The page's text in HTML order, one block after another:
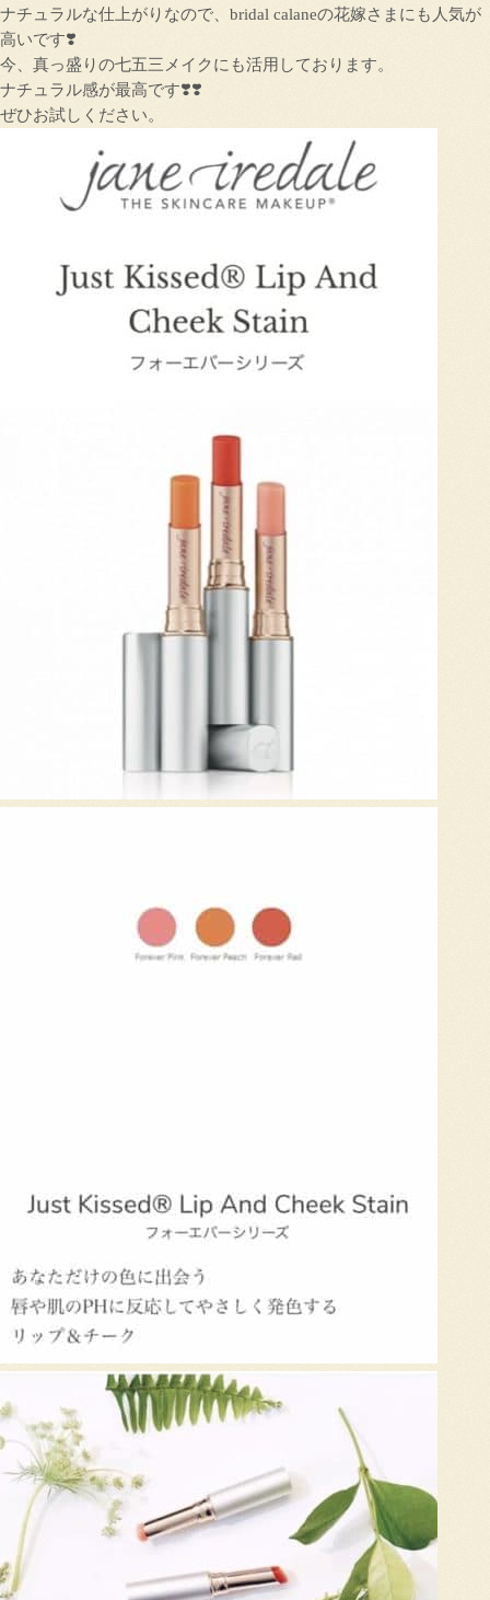
ナチュラルな仕上がりなので、bridal calaneの花嫁さまにも人気が
高いです❣️
今、真っ盛りの七五三メイクにも活用しております。
ナチュラル感が最高です❣️❣️
ぜひお試しください。